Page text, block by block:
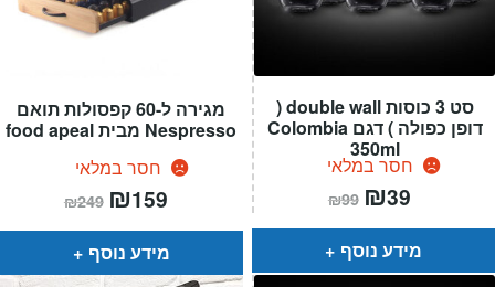
מגירה ל-60 קפסולות תואם
Nespresso מבית food apeal
חסר במלאי
₪249 המחיר
המקורי
היה:
₪249.
₪159
הוא:
מידע נוסף
סט 3 כוסות double wall (
דופן כפולה ) דגם Colombia
350ml
חסר במלאי
₪99 המחיר
המקורי
היה:
₪99.
₪39
הוא:
מידע נוסף